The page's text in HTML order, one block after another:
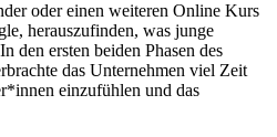
oder einen weiteren Online Kurs
herauszufinden, was junge
den ersten beiden Phasen des
das Unternehmen viel Zeit
einzufühlen und das